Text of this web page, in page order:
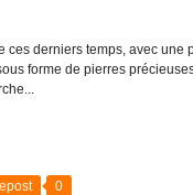
ces derniers temps, avec une
forme de pierres
0